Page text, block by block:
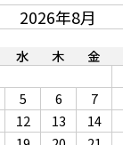
2026年8月
水 木 金
5 6 7
12 13 14